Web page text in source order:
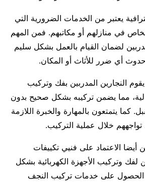
يعتبر من الخدمات الضرورية التي
في منازلهم أو مكاتبهم. فمن المهم
لضمان القيام بالعمل بشكل سليم
أي ضرر للأثاث أو المكان.
النجارين المدربين بفك وتركيب
مما يضمن تركيبه بشكل صحيح بدون
يتمتعون بالمهارة والخبرة اللازمة
خلال عملية التركيب.
أيضا الاعتماد على فنيي تكييفات
لفك وتركيب الأجهزة الكهربائية بشكل
الحصول على خدمات تركيب النجف